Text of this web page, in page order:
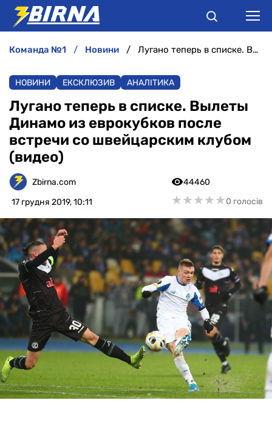
АНАЛІТИКА
ІНТЕРВ'Ю
РІЗНЕ
БУКМЕКЕРИ
команда №1 новини Лугано теперь в списке. Вылеты Динамо из еврокубков после встречи со швейцарским клубом (видео)
НОВИНИ ЕКСКЛЮЗИВ АНАЛІТИКА
Лугано теперь в списке. Вылеты
Динамо из еврокубков после
встречи со швейцарским клубом
(видео)
Zbirna.com
17 грудня 2019, 10:11
44460
★★★★★
★★★★★0 голосів